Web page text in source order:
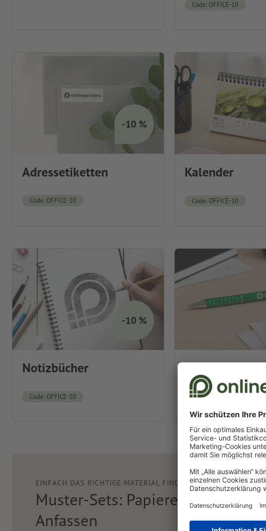
Code: OFFICE-10
-10 %
Adressetiketten
Code: OFFICE-10
Kalender
Code: OFFICE-10
-10 %
Notizbücher
Code: OFFICE-10
Stifte
Code: OFFICE-10
EINFACH DAS RICHTIGE MATERIAL FINDEN?
Muster-Sets: Papiere und Co. zum
Anfassen